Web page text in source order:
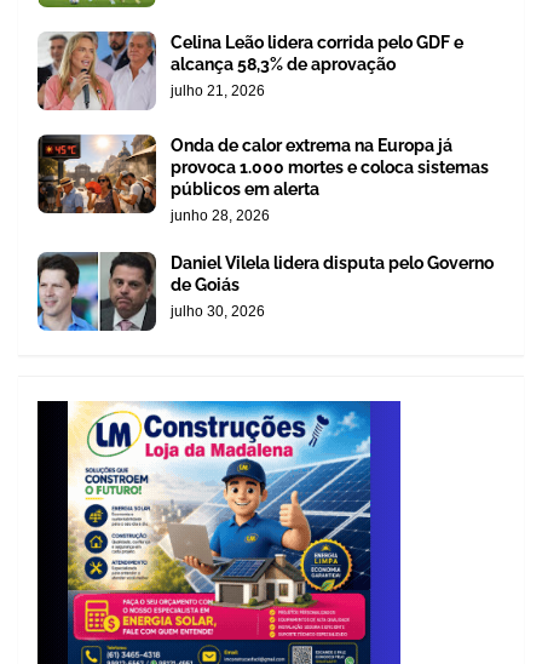
Celina Leão lidera corrida pelo GDF e
alcança 58,3% de aprovação
julho 21, 2026
Onda de calor extrema na Europa já
provoca 1.000 mortes e coloca sistemas
públicos em alerta
junho 28, 2026
Daniel Vilela lidera disputa pelo Governo
de Goiás
julho 30, 2026